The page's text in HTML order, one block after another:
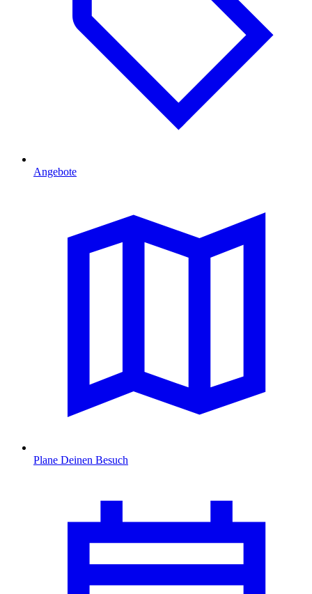
Angebote
Plane Deinen Besuch